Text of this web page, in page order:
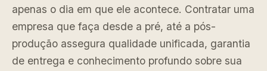
apenas o dia em que ele acontece. Contratar uma
empresa que faça desde a pré, até a pós-
produção assegura qualidade unificada, garantia
de entrega e conhecimento profundo sobre sua